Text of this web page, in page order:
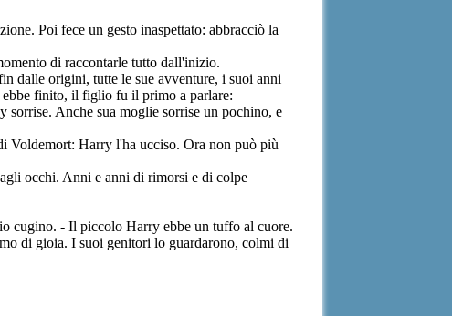
Poi fece un gesto inaspettato: abbracciò la
di raccontarle tutto dall'inizio.
dalle origini, tutte le sue avventure, i suoi anni
finito, il figlio fu il primo a parlare:
Anche sua moglie sorrise un pochino, e
Voldemort: Harry l'ha ucciso. Ora non può più
occhi. Anni e anni di rimorsi e di colpe
cugino. - Il piccolo Harry ebbe un tuffo al cuore.
di gioia. I suoi genitori lo guardarono, colmi di